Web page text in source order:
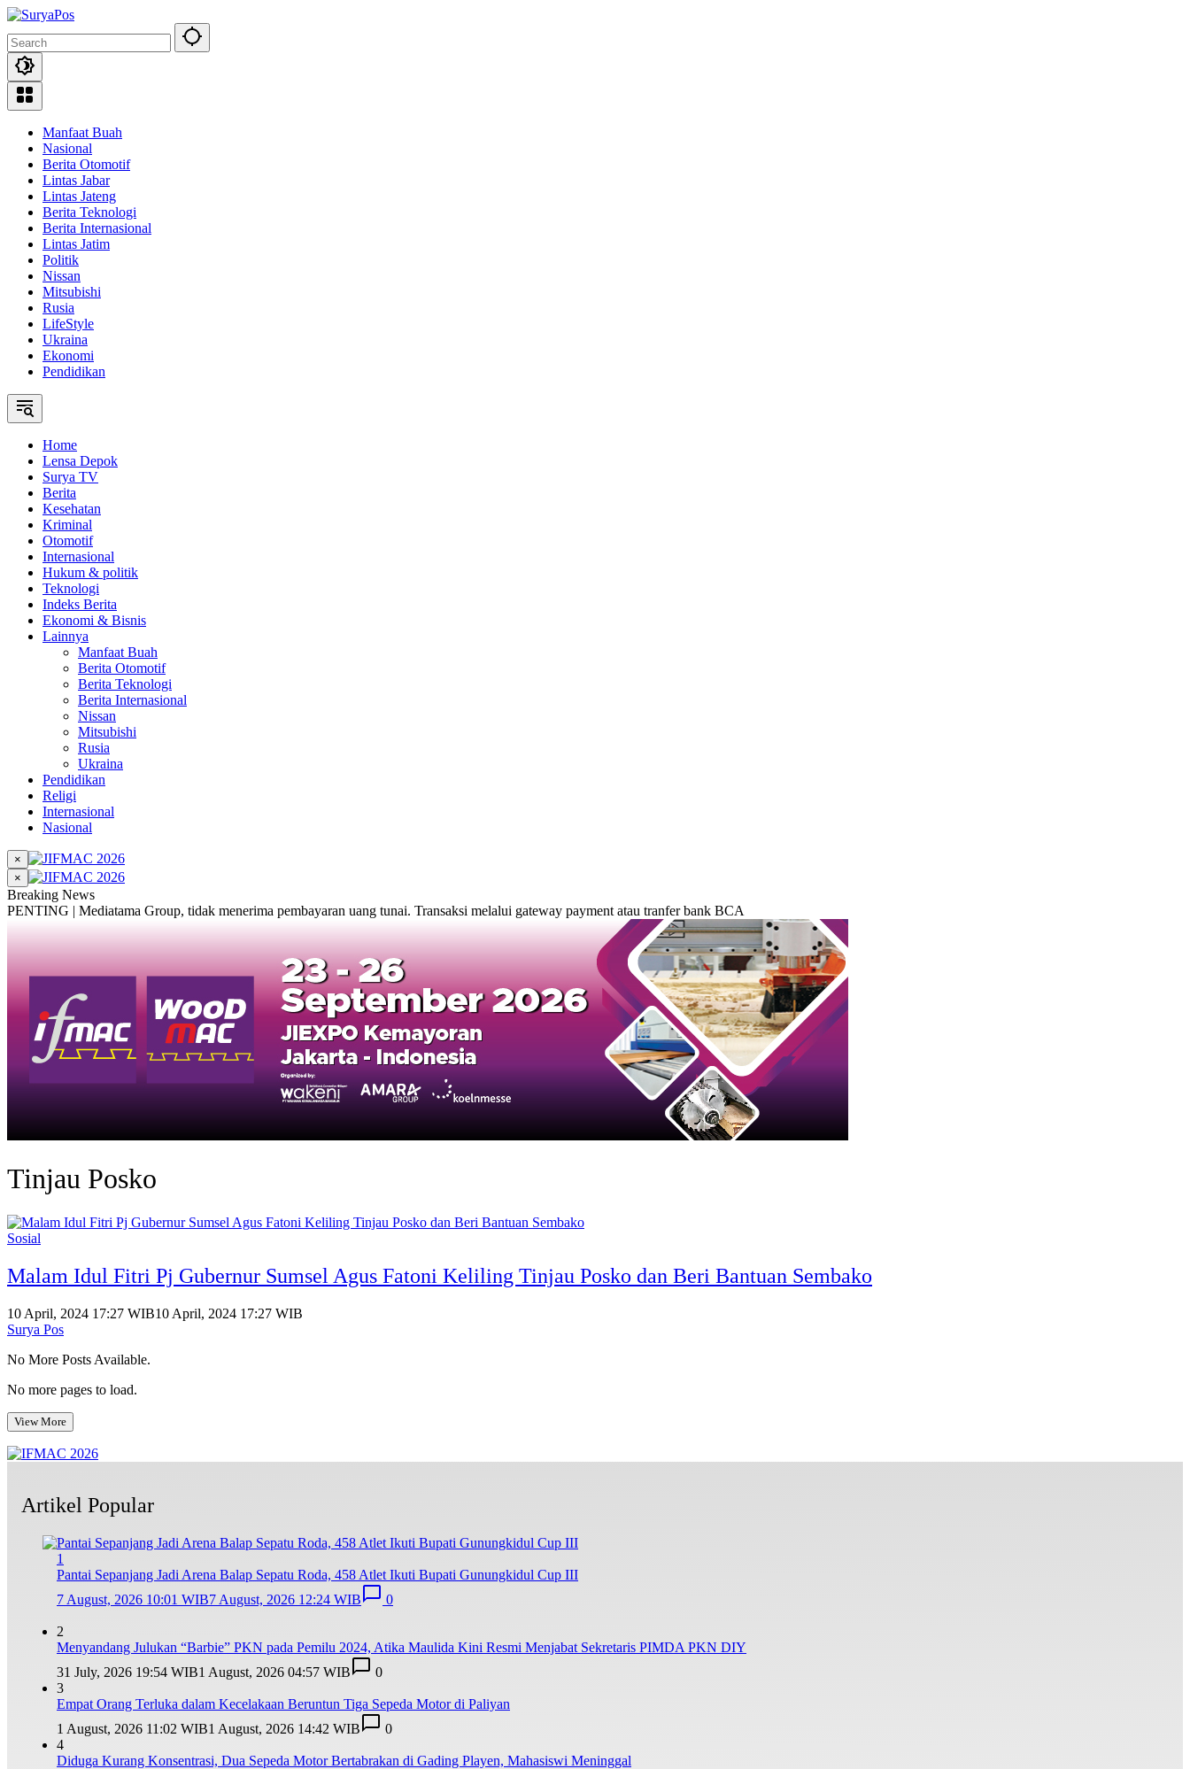
Skip
content
Manfaat Buah
Nasional
Berita Otomotif
Lintas Jabar
Lintas Jateng
Berita Teknologi
Berita Internasional
Lintas Jatim
Politik
Nissan
Mitsubishi
Rusia
LifeStyle
Ukraina
Ekonomi
Pendidikan
Home
Lensa Depok
Surya TV
Berita
Kesehatan
Kriminal
Otomotif
Internasional
Hukum & politik
Teknologi
Indeks Berita
Ekonomi & Bisnis
Lainnya
Manfaat Buah
Berita Otomotif
Berita Teknologi
Berita Internasional
Nissan
Mitsubishi
Rusia
Ukraina
Pendidikan
Religi
Internasional
Nasional
×
×
Breaking News
PENTING | Mediatama Group, tidak menerima pembayaran uang tunai. Transaksi melalui gateway payment atau tranfer bank BCA
Tinjau Posko
Sosial
Malam Idul Fitri Pj Gubernur Sumsel Agus Fatoni Keliling Tinjau Posko dan Beri Bantuan Sembako
10 April, 2024 17:27 WIB10 April, 2024 17:27 WIB
Surya Pos
No More Posts Available.
No more pages to load.
View More
Artikel Popular
1
Pantai Sepanjang Jadi Arena Balap Sepatu Roda, 458 Atlet Ikuti Bupati Gunungkidul Cup III
7 August, 2026 10:01 WIB7 August, 2026 12:24 WIB 0
2
Menyandang Julukan “Barbie” PKN pada Pemilu 2024, Atika Maulida Kini Resmi Menjabat Sekretaris PIMDA PKN DIY
31 July, 2026 19:54 WIB1 August, 2026 04:57 WIB
0
3
Empat Orang Terluka dalam Kecelakaan Beruntun Tiga Sepeda Motor di Paliyan
1 August, 2026 11:02 WIB1 August, 2026 14:42 WIB
0
4
Diduga Kurang Konsentrasi, Dua Sepeda Motor Bertabrakan di Gading Playen, Mahasiswi Meninggal